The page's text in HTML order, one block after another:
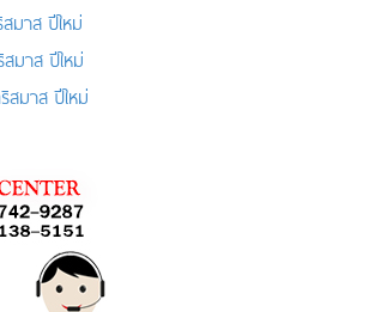
มาส ปีใหม่
มาส ปีใหม่
สมาส ปีใหม่